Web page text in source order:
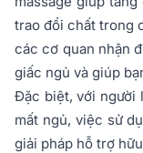
trao đổi chất trong
các cơ quan nhận
giấc ngủ và giúp
Đặc biệt, với người
mất ngủ, việc sử
giải pháp hỗ trợ